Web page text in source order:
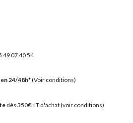
49 07 40 54
en 24/48h*(Voir conditions)
dès 350€HT d'achat(voir conditions)